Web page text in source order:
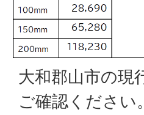
大和郡山市の現
ご確認ください。